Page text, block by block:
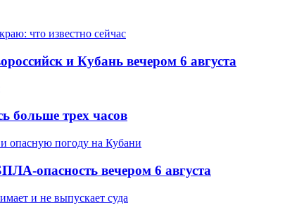
и Кубань вечером 6 августа
больше трех часов
опасность вечером 6 августа